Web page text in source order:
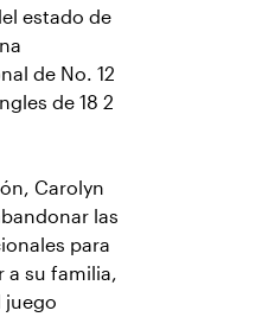
estado de
de No. 12
de 18 2
Carolyn
las
para
a su familia,
juego